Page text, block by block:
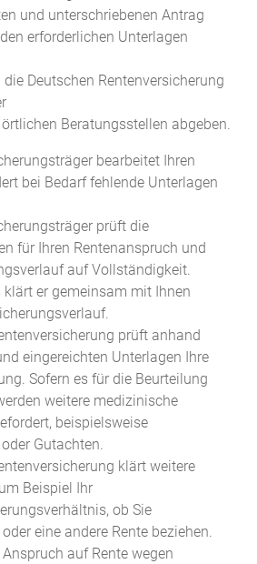
und unterschriebenen Antrag
erforderlichen Unterlagen
die Deutschen Rentenversicherung
Beratungsstellen abgeben.
bearbeitet Ihren
bei Bedarf fehlende Unterlagen
prüft die
für Ihren Rentenanspruch und
auf Vollständigkeit.
klärt er gemeinsam mit Ihnen
prüft anhand
eingereichten Unterlagen Ihre
Sofern es für die Beurteilung
weitere medizinische
beispielsweise
Gutachten.
klärt weitere
Beispiel Ihr
ob Sie
eine andere Rente beziehen.
auf Rente wegen